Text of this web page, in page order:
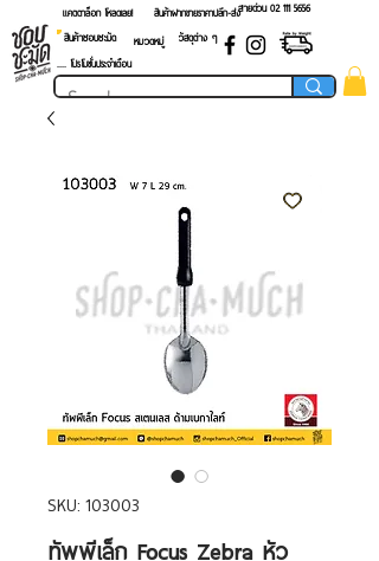
แคตตาล็อก โหลดเลย! สายด่วน 02 ​111 5656
สินค้าฝากขายราคาปลีก-ส่ง
สินค้าชอบชะมัด
หมวดหมู่
วัสดุต่าง ๆ
.... โปรโมชั่นประจำเดือน
SKU: 103003
ทัพพีเล็ก Focus Zebra หัว